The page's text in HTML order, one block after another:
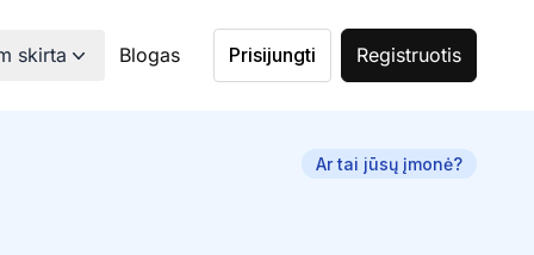
skirta Blogas Prisijungti Registruotis
Ar tai jūsų įmonė?